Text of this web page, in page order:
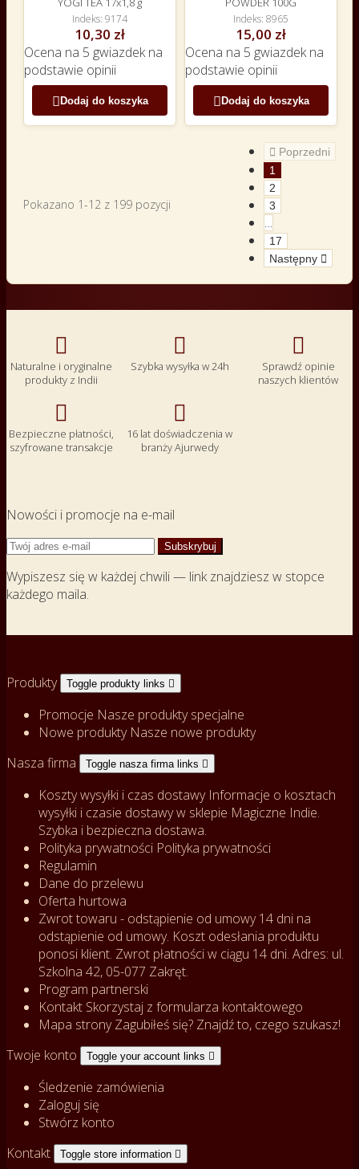
Indeks 9174
10,30 zł
Ocena na 5 gwiazdek na
podstawie opinii
Dodaj do koszyka
Indeks 8965
15,00 zł
Ocena na 5 gwiazdek na
podstawie opinii
Dodaj do koszyka
Pokazano 1-12 z 199 pozycji
 Poprzedni
1
2
3
17
Następny 

Naturalne i oryginalne
produkty z Indii

Szybka wysyłka w 24h

Sprawdź opinie
naszych klientów

Bezpieczne płatności,
szyfrowane transakcje

16 lat doświadczenia w
branży Ajurwedy
Nowości i promocje na e-mail
Wypiszesz się w każdej chwili — link znajdziesz w stopce
każdego maila.
Produkty Toggle produkty links 
Promocje Nasze produkty specjalne
Nowe produkty Nasze nowe produkty
Nasza firma
Toggle nasza firma links 
Koszty wysyłki i czas dostawy Informacje o kosztach
wysyłki i czasie dostawy w sklepie Magiczne Indie.
Szybka i bezpieczna dostawa.
Polityka prywatności Polityka prywatności
Regulamin
Dane do przelewu
Oferta hurtowa
Zwrot towaru - odstąpienie od umowy14 dni na
odstąpienie od umowy. Koszt odesłania produktu
ponosi klient. Zwrot płatności w ciągu 14 dni. Adres: ul.
Szkolna 42, 05-077 Zakręt.
Program partnerski
Kontakt Skorzystaj z formularza kontaktowego
Mapa stronyZagubiłeś się? Znajdź to, czego szukasz!
Twoje konto
Toggle your account links 
Śledzenie zamówienia
Zaloguj się
Stwórz konto
Kontakt
Toggle store information 